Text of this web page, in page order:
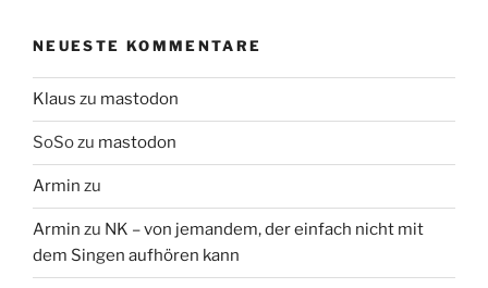
NEUESTE KOMMENTARE
Klaus zu mastodon
SoSozu mastodon
Armin zu
Armin zu NK – von jemandem, der einfach nicht mit
dem Singen aufhören kann